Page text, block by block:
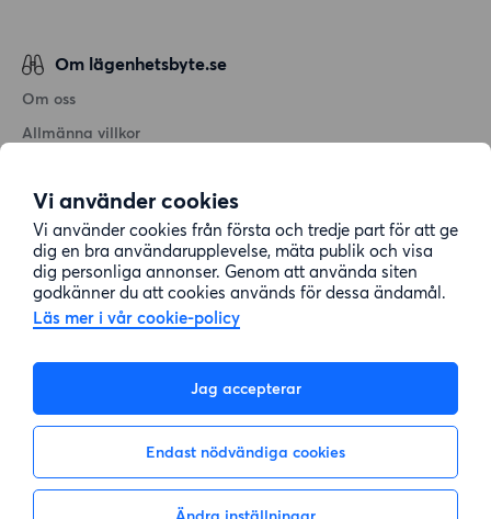
Vi använder cookies
Vi använder cookies från första och tredje part för att ge
dig en bra användarupplevelse, mäta publik och visa
dig personliga annonser. Genom att använda siten
godkänner du att cookies används för dessa ändamål.
Läs mer i vår cookie-policy
Jag accepterar
Endast nödvändiga cookies
Om lägenhetsbyte.se
Om oss
Allmänna villkor
Cookiepolicy
Sitemap
Kundtjänst
08-22 00 90
E-post: